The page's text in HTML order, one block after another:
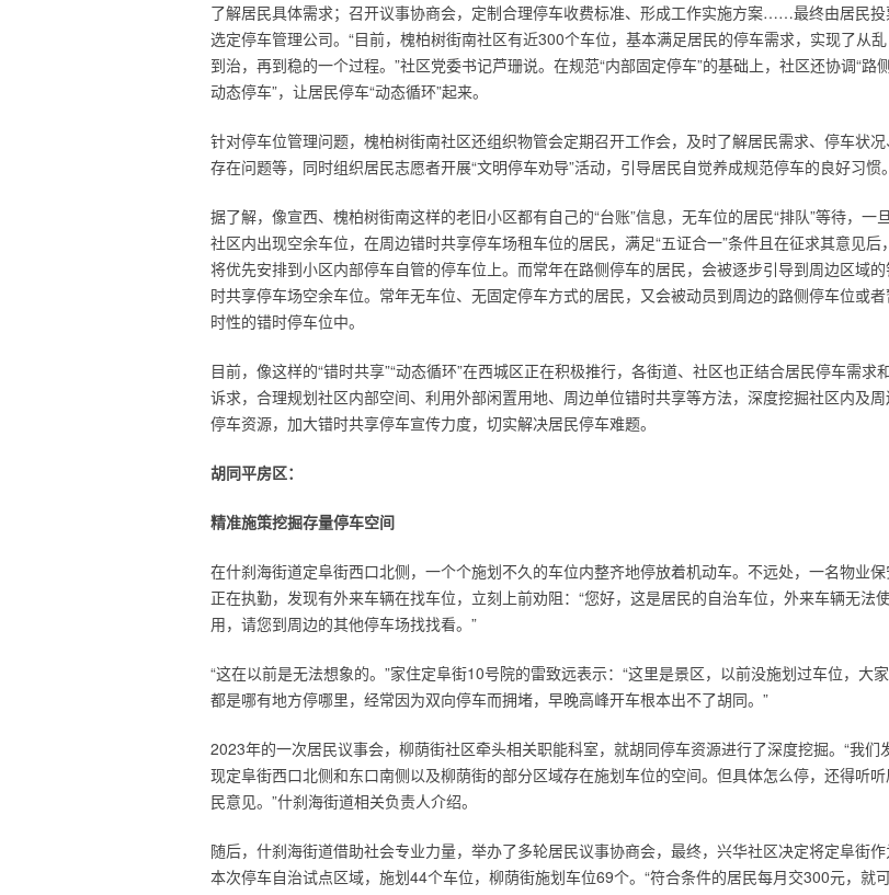
了解居民具体需求；召开议事协商会，定制合理停车收费标准、形成工作实施方案……最终由居民
选定停车管理公司。“目前，槐柏树街南社区有近300个车位，基本满足居民的停车需求，实现了从乱
到治，再到稳的一个过程。”社区党委书记芦珊说。在规范“内部固定停车”的基础上，社区还协调“路
动态停车”，让居民停车“动态循环”起来。
针对停车位管理问题，槐柏树街南社区还组织物管会定期召开工作会，及时了解居民需求、停车状况
存在问题等，同时组织居民志愿者开展“文明停车劝导”活动，引导居民自觉养成规范停车的良好习惯。
据了解，像宣西、槐柏树街南这样的老旧小区都有自己的“台账”信息，无车位的居民“排队”等待，一旦
社区内出现空余车位，在周边错时共享停车场租车位的居民，满足“五证合一”条件且在征求其意见后，
将优先安排到小区内部停车自管的停车位上。而常年在路侧停车的居民，会被逐步引导到周边区域
时共享停车场空余车位。常年无车位、无固定停车方式的居民，又会被动员到周边的路侧停车位或
时性的错时停车位中。
目前，像这样的“错时共享”“动态循环”在西城区正在积极推行，各街道、社区也正结合居民停车需求
诉求，合理规划社区内部空间、利用外部闲置用地、周边单位错时共享等方法，深度挖掘社区内及周
停车资源，加大错时共享停车宣传力度，切实解决居民停车难题。
胡同平房区：
精准施策挖掘存量停车空间
在什刹海街道定阜街西口北侧，一个个施划不久的车位内整齐地停放着机动车。不远处，一名物业保
正在执勤，发现有外来车辆在找车位，立刻上前劝阻：“您好，这是居民的自治车位，外来车辆无法
用，请您到周边的其他停车场找找看。”
“这在以前是无法想象的。”家住定阜街10号院的雷致远表示：“这里是景区，以前没施划过车位，大家
都是哪有地方停哪里，经常因为双向停车而拥堵，早晚高峰开车根本出不了胡同。”
2023年的一次居民议事会，柳荫街社区牵头相关职能科室，就胡同停车资源进行了深度挖掘。“我们
现定阜街西口北侧和东口南侧以及柳荫街的部分区域存在施划车位的空间。但具体怎么停，还得听
民意见。”什刹海街道相关负责人介绍。
随后，什刹海街道借助社会专业力量，举办了多轮居民议事协商会，最终，兴华社区决定将定阜街作
本次停车自治试点区域，施划44个车位，柳荫街施划车位69个。“符合条件的居民每月交300元，就